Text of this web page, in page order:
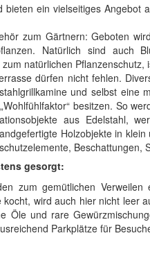
ein vielseitiges
zum Gärtnern: Geboten
Natürlich sind auch
natürlichen Pflanzenschutz,
dürfen nicht fehlen.
und selbst
besitzen. So
aus Edelstahl,
Holzobjekte in
Beschattungen,
gesorgt:
zum gemütlichen
wird auch hier nicht
Öle und rare
Parkplätze für